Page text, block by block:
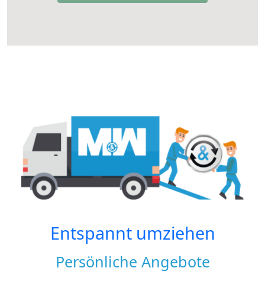
Entspannt umziehen
Persönliche Angebote